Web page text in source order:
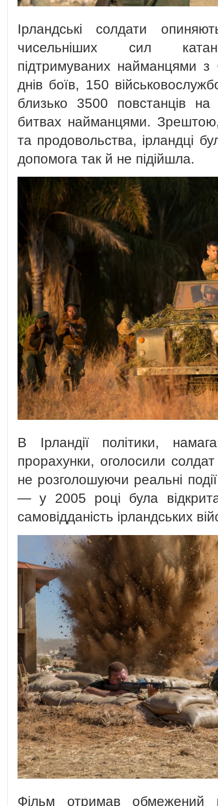
Ірландські солдати
чисельніших сил
підтримуваних найманцями
днів боїв, 150
близько 3500 повстанців
битвах найманцями.
та продовольства, ірландці
допомога так й не підійшла.
В Ірландії політики,
прорахунки, оголосили
не розголошуючи реальні
— у 2005 році була
самовідданість ірландських
Фільм отримав обмежений